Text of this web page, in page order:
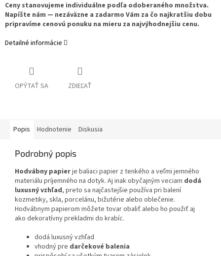
Ceny stanovujeme individuálne podľa odoberaného množstva.
Napíšte nám — nezáväzne a zadarmo Vám za čo najkratšiu dobu
pripravíme cenovú ponuku na mieru za najvýhodnejšiu cenu.
Detailné informácie
OPÝTAŤ SA ZDIEĽAŤ
Popis Hodnotenie Diskusia
Podrobný popis
Hodvábny papierje baliaci papier z tenkého a veľmi jemného
materiálu príjemného na dotyk. Aj inak obyčajným veciam dodá
luxusný vzhľad, preto sa najčastejšie používa pri balení
kozmetiky, skla, porcelánu, bižutérie alebo oblečenie.
Hodvábnym papierom môžete tovar obaliť alebo ho použiť aj
ako dekoratívny prekladmi do krabíc.
dodá luxusný vzhľad
vhodný pre darčekové balenia